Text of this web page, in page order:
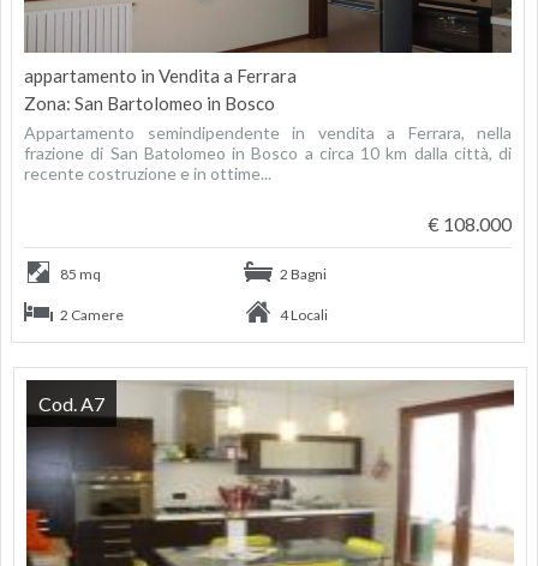
appartamento in Vendita a Ferrara
Zona: San Bartolomeo in Bosco
Appartamento semindipendente in vendita a Ferrara, nella
frazione di San Batolomeo in Bosco a circa 10 km dalla città, di
recente costruzione e in ottime...
€ 108.000
85 mq 2 Bagni
2 Camere 4 Locali
Cod. A7